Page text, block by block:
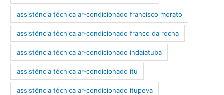
assistência técnica ar-condicionado francisco morato
assistência técnica ar-condicionado franco da rocha
assistência técnica ar-condicionado indaiatuba
assistência técnica ar-condicionado itu
assistência técnica ar-condicionado itupeva